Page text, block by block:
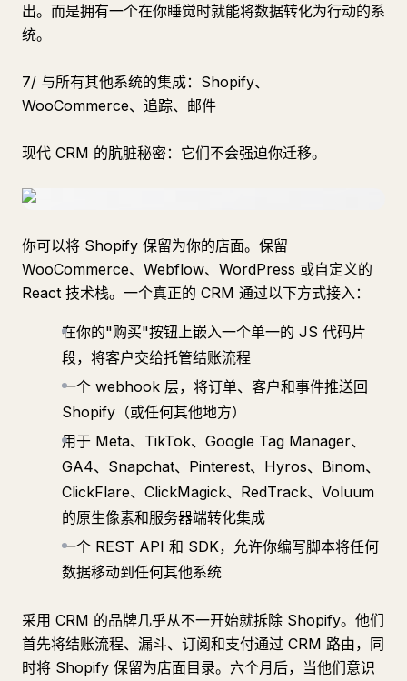
出。而是拥有一个在你睡觉时就能将数据转化为行动的系
统。
7/ 与所有其他系统的集成：Shopify、
WooCommerce、追踪、邮件
现代 CRM 的肮脏秘密：它们不会强迫你迁移。
你可以将 Shopify 保留为你的店面。保留
WooCommerce、Webflow、WordPress 或自定义的
React 技术栈。一个真正的 CRM 通过以下方式接入：
在你的"购买"按钮上嵌入一个单一的 JS 代码片
段，将客户交给托管结账流程
一个 webhook 层，将订单、客户和事件推送回
Shopify（或任何其他地方）
用于 Meta、TikTok、Google Tag Manager、
GA4、Snapchat、Pinterest、Hyros、Binom、
ClickFlare、ClickMagick、RedTrack、Voluum
的原生像素和服务器端转化集成
一个 REST API 和 SDK，允许你编写脚本将任何
数据移动到任何其他系统
采用 CRM 的品牌几乎从不一开始就拆除 Shopify。他们
首先将结账流程、漏斗、订阅和支付通过 CRM 路由，同
时将 Shopify 保留为店面目录。六个月后，当他们意识